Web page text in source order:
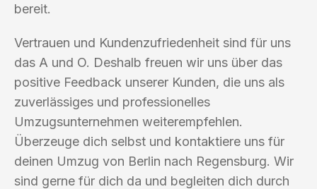
bereit.
Vertrauen und Kundenzufriedenheit sind für uns
das A und O. Deshalb freuen wir uns über das
positive Feedback unserer Kunden, die uns als
zuverlässiges und professionelles
Umzugsunternehmen weiterempfehlen.
Überzeuge dich selbst und kontaktiere uns für
deinen Umzug von Berlin nach Regensburg. Wir
sind gerne für dich da und begleiten dich durch